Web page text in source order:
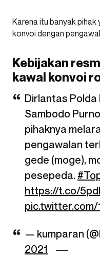
Karena itu banyak
konvoi dengan
Kebijakan
kawal konvoi
Dirlantas Polda
Sambodo
pihaknya
pengawalan
gede (moge),
pesepeda.
https://t.co/
pic.twitter.com/
— kumparan
2021